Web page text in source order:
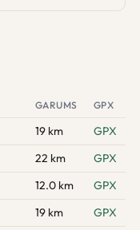
GARUMS GPX
19 km
GPX
22 km
GPX
12.0 km
GPX
19 km
GPX